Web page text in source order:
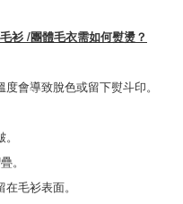
衫 /團體毛衣需如何熨燙？
會導致脫色或留下熨斗印。
。
毛衫表面。